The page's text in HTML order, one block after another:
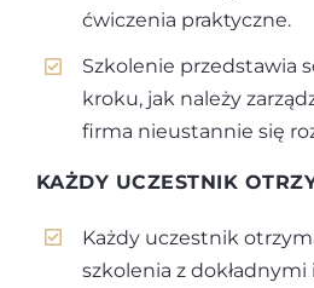
ćwiczenia praktyczne.
Szkolenie przedstawia
kroku, jak należy
firma nieustannie się
KAŻDY UCZESTNIK
Każdy uczestnik
szkolenia z